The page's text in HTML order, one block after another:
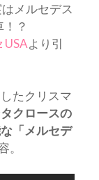
メルセデス
？
USAより引
たクリスマ
クロースの
「メルセデ
。